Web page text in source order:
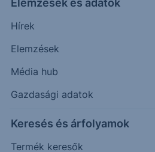
Elemzések és adatok
Hírek
Elemzések
Média hub
Gazdasági adatok
Keresés és árfolyamok
Termék keresők
euróval szemben. Az
erősödése jelentős